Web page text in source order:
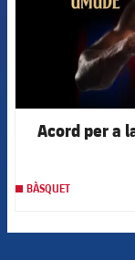
Acord per a
BÀSQUET